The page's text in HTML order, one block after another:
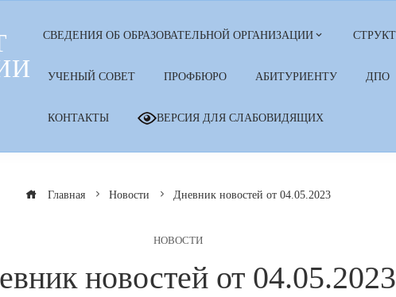
СВЕДЕНИЯ ОБ ОБРАЗОВАТЕЛЬНОЙ ОРГАНИЗАЦИИ
УЧЕНЫЙ СОВЕТ ПРОФБЮРО АБИТУРИЕНТУ ДПО
КОНТАКТЫ ВЕРСИЯ ДЛЯ СЛАБОВИДЯЩИХ
Главная Новости Дневник новостей от 04.05.2023
НОВОСТИ
новостей от 04.05.2023